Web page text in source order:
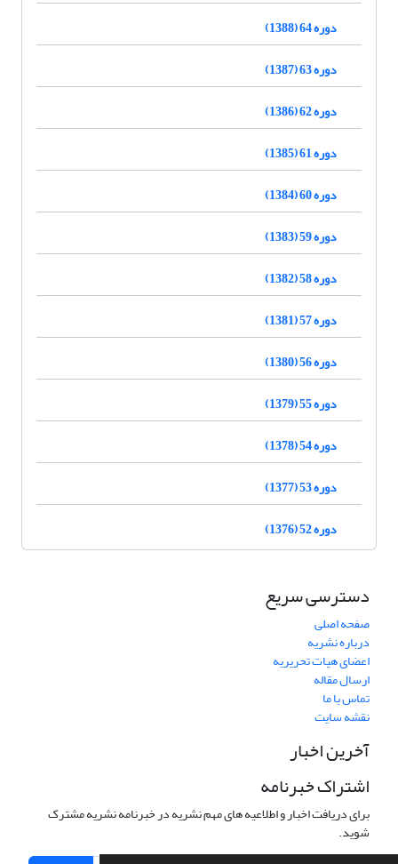
دوره 64 (1388)
دوره 63 (1387)
دوره 62 (1386)
دوره 61 (1385)
دوره 60 (1384)
دوره 59 (1383)
دوره 58 (1382)
دوره 57 (1381)
دوره 56 (1380)
دوره 55 (1379)
دوره 54 (1378)
دوره 53 (1377)
دوره 52 (1376)
دسترسی سریع
صفحه اصلی
درباره نشریه
اعضای هیات تحریریه
ارسال مقاله
تماس با ما
نقشه سایت
آخرین اخبار
اشتراک خبرنامه
برای دریافت اخبار و اطلاعیه های مهم نشریه در خبرنامه نشریه مشترک
شوید.